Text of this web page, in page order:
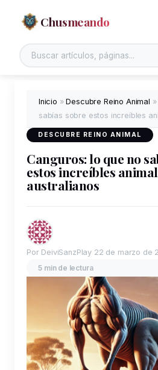
Chusmeando
Buscar en el sitio
Inicio »Descubre Reino Animal »
sabías sobre estos increíbles
DESCUBRE REINO ANIMAL
Canguros: lo que no
estos increíbles
australianos
Por DeiviSanzPlay 22 de marzo de
5 min de lectura